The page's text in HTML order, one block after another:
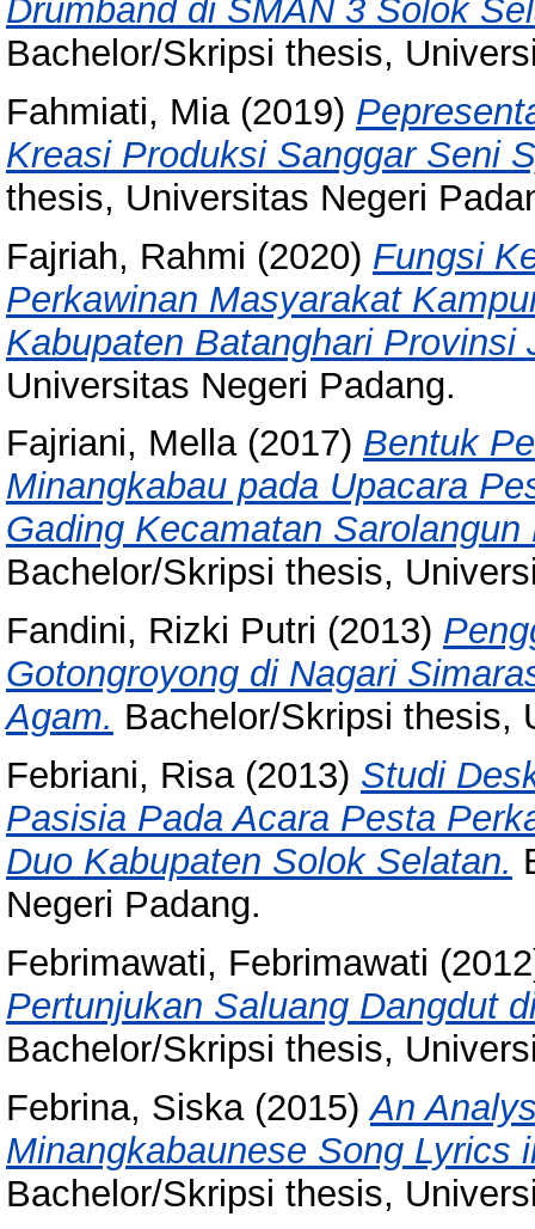
Drumband di SMAN 3 Solok
Bachelor/Skripsi thesis,
Fahmiati, Mia(2019)
Kreasi Produksi Sanggar Seni
thesis, Universitas Negeri
Fajriah, Rahmi (2020) Fungsi
Perkawinan Masyarakat
Kabupaten Batanghari Provinsi
Universitas Negeri Padang.
Fajriani, Mella(2017) Bentuk
Minangkabau pada Upacara
Gading Kecamatan
Bachelor/Skripsi thesis,
Fandini, Rizki Putri (2013)
Gotongroyong di Nagari
Agam. Bachelor/Skripsi thesis,
Febriani, Risa(2013) Studi
Pasisia Pada Acara Pesta
Duo Kabupaten Solok Selatan.
Negeri Padang.
Febrimawati, Febrimawati
Pertunjukan Saluang Dangdut
Bachelor/Skripsi thesis,
Febrina, Siska(2015)An
Minangkabaunese Song Lyrics
Bachelor/Skripsi thesis,